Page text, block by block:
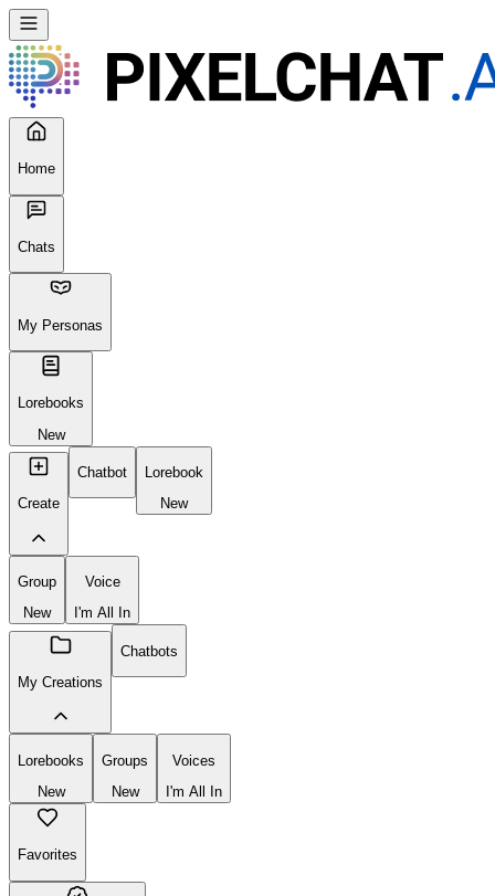
Home
Chats
My Personas
Lorebooks
New
Create
Chatbot
Lorebook
New
Group
New
Voice
I'm All In
My Creations
Chatbots
Lorebooks
New
Groups
New
Voices
I'm All In
Favorites